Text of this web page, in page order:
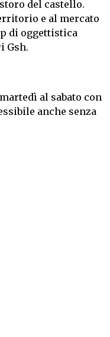
del castello.
e al mercato
di oggettistica
Gsh.
al sabato con
anche senza